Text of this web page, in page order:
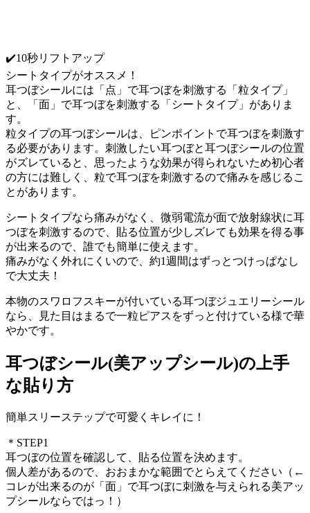
✔️10秒リフトアップ
シートタイプがオススメ！
耳つぼシールには「点」で耳つぼを刺激する「粒タイプ」
と、「面」で耳つぼを刺激する「シートタイプ」がありま
す。
粒タイプの耳つぼシールは、ピンポイントで耳つぼを刺激す
る必要があります。刺激したい耳つぼと耳つぼシールの位置
がズレていると、思ったような効果が得られないため初心者
の方には難しく、粒で耳つぼを刺激するので痛みを感じるこ
とがあります。
シートタイプなら痛みがなく、微弱電流が面で放射線状に耳
つぼを刺激するので、貼る位置が少しズレても効果を得る事
が出来るので、誰でも簡単に使えます。
痛みがなく外れにくいので、約1週間はずっとつけっぱなし
で大丈夫！
本物のスワロフスキーが付いている耳つぼジュエリーシール
なら、見た目はまるで一粒ピアスをずっと付けている様で華
やかです。
耳つぼシール(美アップシール)の上手
な貼り方
簡単スリーステップで可愛くキレイに！
＊STEP1
耳つぼの位置を確認して、貼る位置を決めます。
個人差があるので、おおまかな範囲でとらえてください（←
コレが出来るのが「面」で耳つぼに刺激を与えられる美アッ
プシールならではっ！）